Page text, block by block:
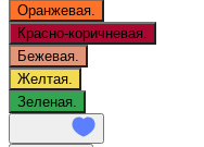
Оранжевая.
Красно-коричневая.
Бежевая.
Желтая.
Зеленая.